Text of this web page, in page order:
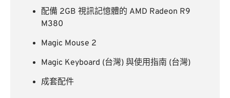
配備 2GB 視訊記憶體的 AMD Radeon R9
M380
Magic Mouse 2
Magic Keyboard (台灣) 與使用指南 (台灣)
成套配件